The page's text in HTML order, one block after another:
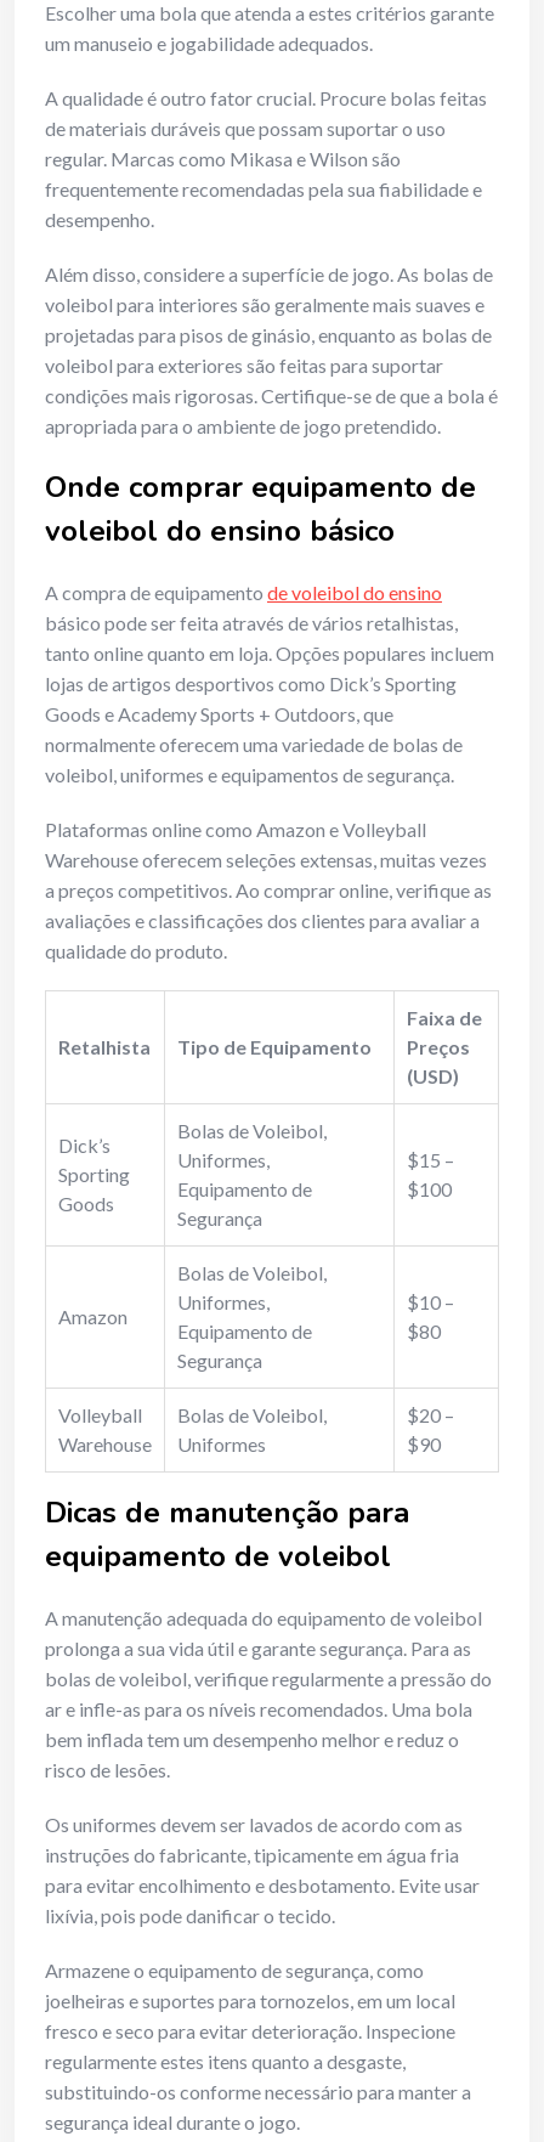
Escolher uma bola que atenda a estes critérios garante
um manuseio e jogabilidade adequados.
A qualidade é outro fator crucial. Procure bolas feitas
de materiais duráveis que possam suportar o uso
regular. Marcas como Mikasa e Wilson são
frequentemente recomendadas pela sua fiabilidade e
desempenho.
Além disso, considere a superfície de jogo. As bolas de
voleibol para interiores são geralmente mais suaves e
projetadas para pisos de ginásio, enquanto as bolas de
voleibol para exteriores são feitas para suportar
condições mais rigorosas. Certifique-se de que a bola é
apropriada para o ambiente de jogo pretendido.
Onde comprar equipamento de
voleibol do ensino básico
A compra de equipamento de voleibol do ensino
básico pode ser feita através de vários retalhistas,
tanto online quanto em loja. Opções populares incluem
lojas de artigos desportivos como Dick’s Sporting
Goods e Academy Sports + Outdoors, que
normalmente oferecem uma variedade de bolas de
voleibol, uniformes e equipamentos de segurança.
Plataformas online como Amazon e Volleyball
Warehouse oferecem seleções extensas, muitas vezes
a preços competitivos. Ao comprar online, verifique as
avaliações e classificações dos clientes para avaliar a
qualidade do produto.
Retalhista Tipo de Equipamento
Faixa de
Preços
(USD)
Dick’s
Sporting
Goods
Bolas de Voleibol,
Uniformes,
Equipamento de
Segurança
$15 –
$100
Amazon
Bolas de Voleibol,
Uniformes,
Equipamento de
Segurança
$10 –
$80
Volleyball
Warehouse
Bolas de Voleibol,
Uniformes
$20 –
$90
Dicas de manutenção para
equipamento de voleibol
A manutenção adequada do equipamento de voleibol
prolonga a sua vida útil e garante segurança. Para as
bolas de voleibol, verifique regularmente a pressão do
ar e infle-as para os níveis recomendados. Uma bola
bem inflada tem um desempenho melhor e reduz o
risco de lesões.
Os uniformes devem ser lavados de acordo com as
instruções do fabricante, tipicamente em água fria
para evitar encolhimento e desbotamento. Evite usar
lixívia, pois pode danificar o tecido.
Armazene o equipamento de segurança, como
joelheiras e suportes para tornozelos, em um local
fresco e seco para evitar deterioração. Inspecione
regularmente estes itens quanto a desgaste,
substituindo-os conforme necessário para manter a
segurança ideal durante o jogo.